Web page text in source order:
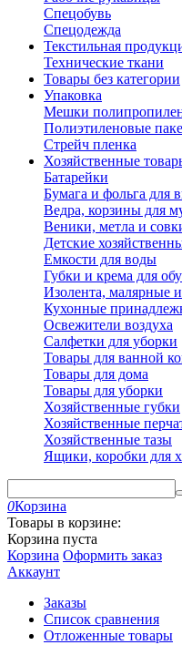
Спецобувь
Спецодежда
Текстильная
Технические ткани
Товары без категории
Упаковка
Мешки
Полиэтиленовые
Стрейч пленка
Хозяйственные
Батарейки
Бумага и фольга для
Ведра, корзины для
Веники, метла и
Детские
Емкости для воды
Губки и крема для
Изолента, малярные
Кухонные
Освежители воздуха
Салфетки для уборки
Товары для ванной
Товары для дома
Товары для уборки
Хозяйственные губки
Хозяйственные
Хозяйственные тазы
Ящики, коробки для
0Корзина
Товары в корзине:
Корзина пуста
Корзина Оформить заказ
Аккаунт
Заказы
Список сравнения
Отложенные товары